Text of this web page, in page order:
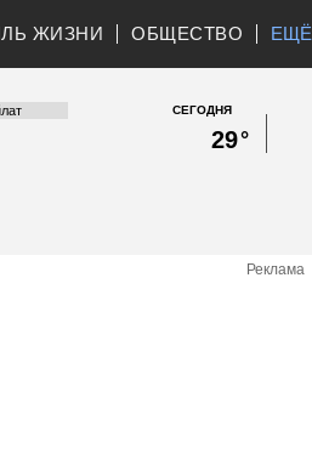
ЖИЗНИ ОБЩЕСТВО ЕЩЁ
СЕГОДНЯ
29°
Реклама